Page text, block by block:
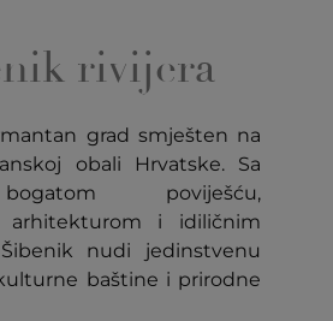
rivijera
grad smješten na
obali Hrvatske. Sa
poviješću,
arhitekturom i idiličnim
nudi jedinstvenu
baštine i prirodne